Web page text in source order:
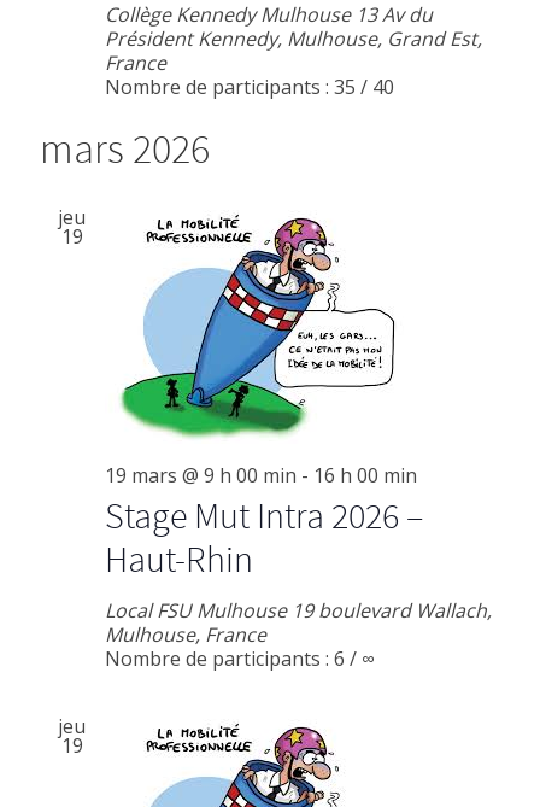
Collège Kennedy Mulhouse 13 Av du
Président Kennedy, Mulhouse, Grand Est,
France
Nombre de participants : 35 / 40
mars 2026
jeu
19
Stage Mut Intra 2026 –
Haut-Rhin
19 mars @ 9 h 00 min - 16 h 00 min
Local FSU Mulhouse 19 boulevard Wallach,
Mulhouse, France
Nombre de participants : 6 / ∞
jeu
19